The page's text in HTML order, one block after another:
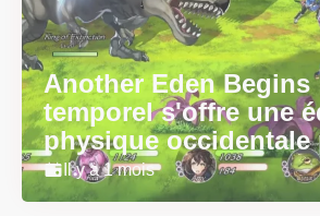
Another Eden Begins
temporel s'offre une
physique occidentale
Il y a 1 mois